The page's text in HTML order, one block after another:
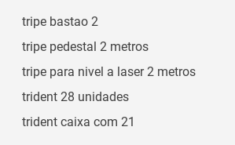
tripe bastao 2
tripe pedestal 2 metros
tripe para nivel a laser 2 metros
trident 28 unidades
trident caixa com 21